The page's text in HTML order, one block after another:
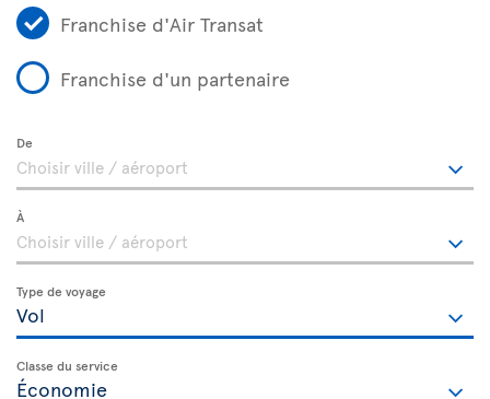
Franchise d'Air Transat
Franchise d'un partenaire
De
À
Type de voyage
Classe du service